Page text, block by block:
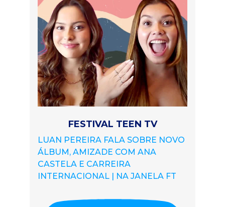
FESTIVAL TEEN TV
LUAN PEREIRA FALA SOBRE NOVO
ÁLBUM, AMIZADE COM ANA
CASTELA E CARREIRA
INTERNACIONAL | NA JANELA FT